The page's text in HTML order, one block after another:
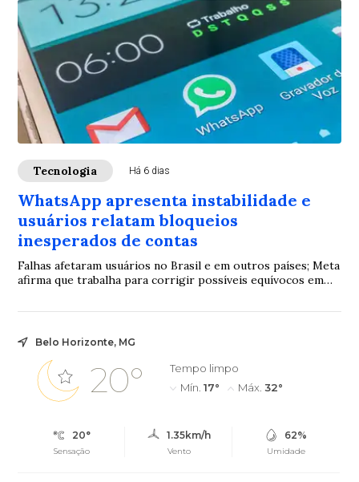
Tecnologia Há 6 dias
WhatsApp apresenta instabilidade e
usuários relatam bloqueios
inesperados de contas
Falhas afetaram usuários no Brasil e em outros países; Meta
afirma que trabalha para corrigir possíveis equívocos em
Belo Horizonte, MG
20°
Tempo limpo
Mín. 17° Máx. 32°
20°
Sensação
1.35km/h
Vento
62%
Umidade